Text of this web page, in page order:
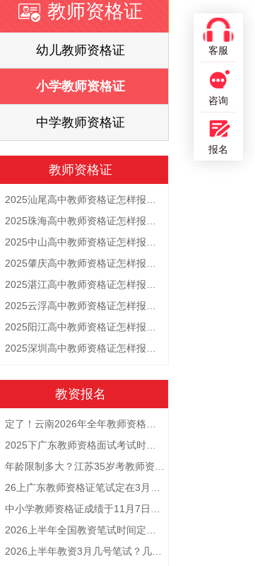
教师资格证
幼儿教师资格证
小学教师资格证
中学教师资格证
教师资格证
2025汕尾高中教师资格证怎样报名 附流程
2025珠海高中教师资格证怎样报名 附流程
2025中山高中教师资格证怎样报名 附流程
2025肇庆高中教师资格证怎样报名 附流程
2025湛江高中教师资格证怎样报名 附流程
2025云浮高中教师资格证怎样报名 附流程
2025阳江高中教师资格证怎样报名 附流程
2025深圳高中教师资格证怎样报名 附流程
教资报名
定了！云南2026年全年教师资格证考试日程大公开！
2025下广东教师资格面试考试时间及科目内容（怎么考）
年龄限制多大？江苏35岁考教师资格证晚吗？
26上广东教师资格证笔试定在3月7日！附考试指南
中小学教师资格证成绩于11月7日10点查！
2026上半年全国教资笔试时间定档！
2026上半年教资3月几号笔试？几点开考
客服
咨询
报名